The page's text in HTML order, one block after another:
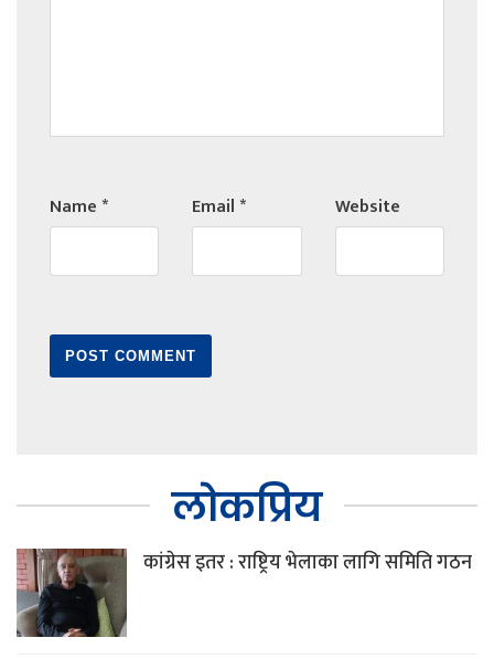
Name* Email* Website
लोकप्रिय
कांग्रेस इतर : राष्ट्रिय भेलाका लागि समिति गठन